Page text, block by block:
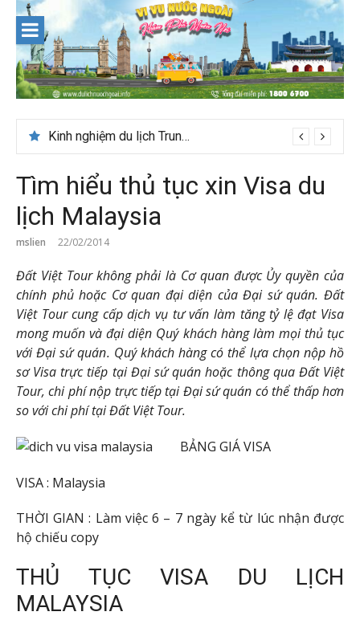
content
Kinh nghiệm du lịch Trung Á lần đầu cho khách Việt
Du lịch Maldives – Lần đầu nên đi đâu, chơi gì?
Tìm hiểu thủ tục xin Visa du
lịch Malaysia
mslien 22/02/2014
Đất Việt Tour không phải là Cơ quan được Ủy quyền của
chính phủ hoặc Cơ quan đại diện của Đại sứ quán. Đất
Việt Tour cung cấp dịch vụ tư vấn làm tăng tỷ lệ đạt Visa
mong muốn và đại diện Quý khách hàng làm mọi thủ tục
với Đại sứ quán. Quý khách hàng có thể lựa chọn nộp hồ
sơ Visa trực tiếp tại Đại sứ quán hoặc thông qua Đất Việt
Tour, chi phí nộp trực tiếp tại Đại sứ quán có thể thấp hơn
so với chi phí tại Đất Việt Tour.
BẢNG GIÁ VISA
VISA : Malaysia
THỜI GIAN : Làm việc 6 – 7 ngày kể từ lúc nhận được
hộ chiếu copy
THỦ TỤC VISA DU LỊCH
MALAYSIA